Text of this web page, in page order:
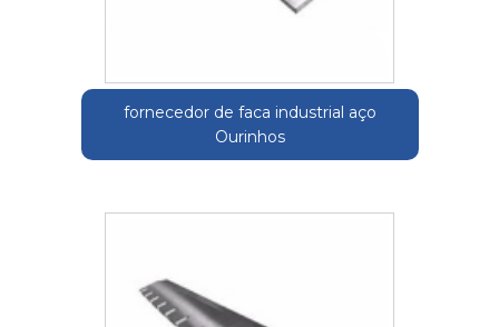
fornecedor de faca industrial aço
Ourinhos